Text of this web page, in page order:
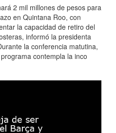
2 mil millones de pesos para
en Quintana Roo, con
la capacidad de retiro del
informó la presidenta
la conferencia matutina,
contempla la inco